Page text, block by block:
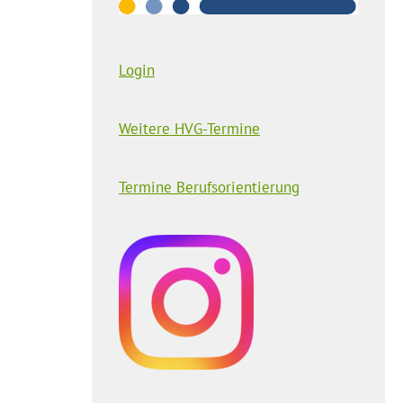
Login
Weitere HVG-Termine
Termine Berufsorientierung